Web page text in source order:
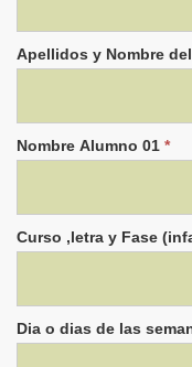
Apellidos y Nombre
Nombre Alumno 01 *
Curso ,letra y Fase
Dia o dias de las